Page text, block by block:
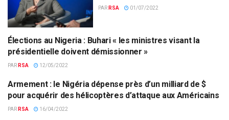
PAR RSA 01/07/2022
NIGÉRIA
Élections au Nigeria : Buhari « les ministres visant la
présidentielle doivent démissionner »
PAR RSA 12/05/2022
DÉFENSE
Armement : le Nigéria dépense près d’un milliard de $
pour acquérir des hélicoptères d’attaque aux Américains
PAR RSA 16/04/2022